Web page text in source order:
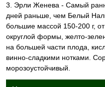
3. Эрли Женева - Самый
дней раньше, чем Белый
большие массой 150-200 г,
округлой формы, желто-
на большей части плода,
винно-сладкими нотками.
морозоустойчивый.